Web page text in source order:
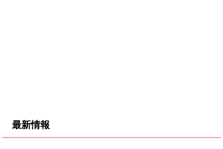
最新情報